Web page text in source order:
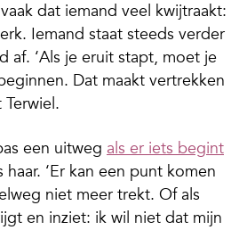
dat iemand veel kwijtraakt:
Iemand staat steeds verder
af. ‘Als je eruit stapt, moet je
Dat maakt vertrekken
Terwiel.
een uitweg als er iets begint
haar. ‘Er kan een punt komen
niet meer trekt. Of als
en inziet: ik wil niet dat mijn